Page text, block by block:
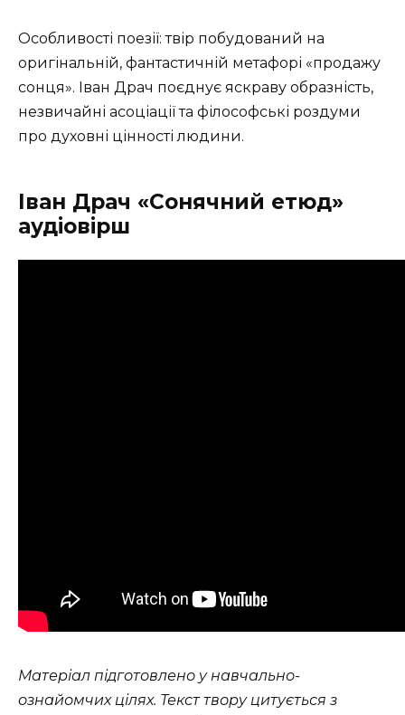
Особливості поезії: твір побудований на
оригінальній, фантастичній метафорі «продажу
сонця». Іван Драч поєднує яскраву образність,
незвичайні асоціації та філософські роздуми
про духовні цінності людини.
Іван Драч «Сонячний етюд»
аудіовірш
Матеріал підготовлено у навчально-
ознайомчих цілях. Текст твору цитується з